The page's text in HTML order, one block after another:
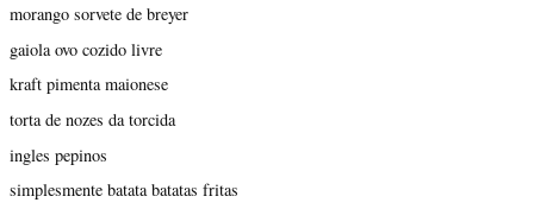
morango sorvete de breyer
gaiola ovo cozido livre
kraft pimenta maionese
torta de nozes da torcida
ingles pepinos
simplesmente batata batatas fritas